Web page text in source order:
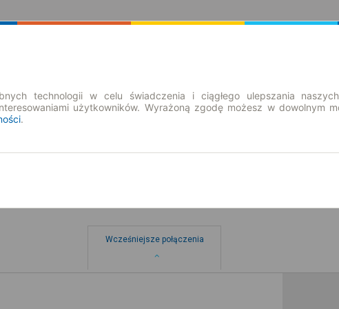
Wcześniejsze połączenia
technologii w celu świadczenia i ciągłego ulepszania
użytkowników. Wyrażoną zgodę możesz w dowolnym
.